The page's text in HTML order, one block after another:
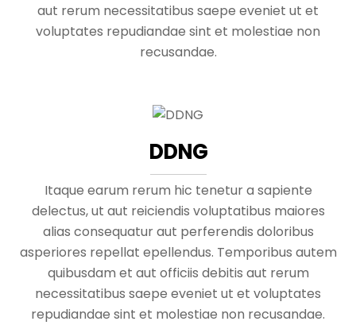
aut rerum necessitatibus saepe eveniet ut et
voluptates repudiandae sint et molestiae non
recusandae.
DDNG
Itaque earum rerum hic tenetur a sapiente
delectus, ut aut reiciendis voluptatibus maiores
alias consequatur aut perferendis doloribus
asperiores repellat epellendus. Temporibus autem
quibusdam et aut officiis debitis aut rerum
necessitatibus saepe eveniet ut et voluptates
repudiandae sint et molestiae non recusandae.